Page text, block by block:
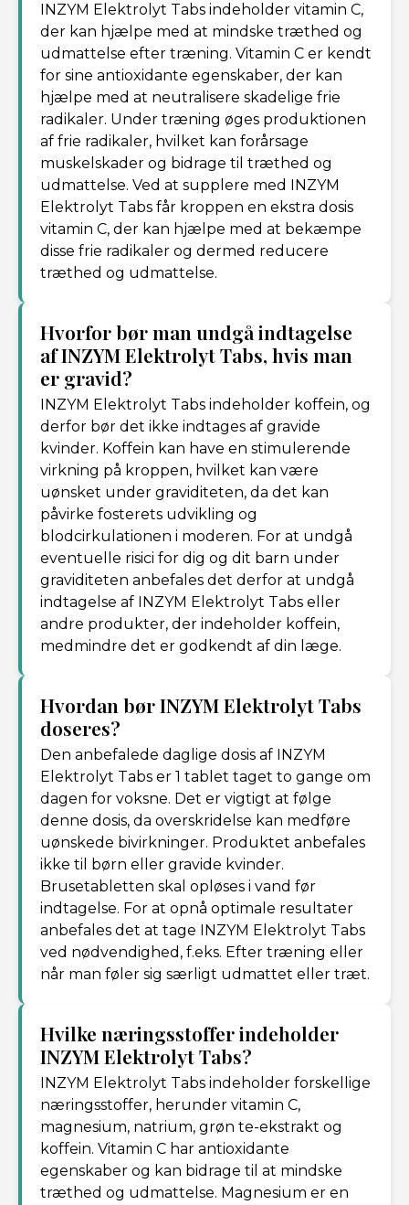
INZYM Elektrolyt Tabs indeholder vitamin C,
der kan hjælpe med at mindske træthed og
udmattelse efter træning. Vitamin C er kendt
for sine antioxidante egenskaber, der kan
hjælpe med at neutralisere skadelige frie
radikaler. Under træning øges produktionen
af frie radikaler, hvilket kan forårsage
muskelskader og bidrage til træthed og
udmattelse. Ved at supplere med INZYM
Elektrolyt Tabs får kroppen en ekstra dosis
vitamin C, der kan hjælpe med at bekæmpe
disse frie radikaler og dermed reducere
træthed og udmattelse.
Hvorfor bør man undgå indtagelse
af INZYM Elektrolyt Tabs, hvis man
er gravid?
INZYM Elektrolyt Tabs indeholder koffein, og
derfor bør det ikke indtages af gravide
kvinder. Koffein kan have en stimulerende
virkning på kroppen, hvilket kan være
uønsket under graviditeten, da det kan
påvirke fosterets udvikling og
blodcirkulationen i moderen. For at undgå
eventuelle risici for dig og dit barn under
graviditeten anbefales det derfor at undgå
indtagelse af INZYM Elektrolyt Tabs eller
andre produkter, der indeholder koffein,
medmindre det er godkendt af din læge.
Hvordan bør INZYM Elektrolyt Tabs
doseres?
Den anbefalede daglige dosis af INZYM
Elektrolyt Tabs er 1 tablet taget to gange om
dagen for voksne. Det er vigtigt at følge
denne dosis, da overskridelse kan medføre
uønskede bivirkninger. Produktet anbefales
ikke til børn eller gravide kvinder.
Brusetabletten skal opløses i vand før
indtagelse. For at opnå optimale resultater
anbefales det at tage INZYM Elektrolyt Tabs
ved nødvendighed, f.eks. Efter træning eller
når man føler sig særligt udmattet eller træt.
Hvilke næringsstoffer indeholder
INZYM Elektrolyt Tabs?
INZYM Elektrolyt Tabs indeholder forskellige
næringsstoffer, herunder vitamin C,
magnesium, natrium, grøn te-ekstrakt og
koffein. Vitamin C har antioxidante
egenskaber og kan bidrage til at mindske
træthed og udmattelse. Magnesium er en